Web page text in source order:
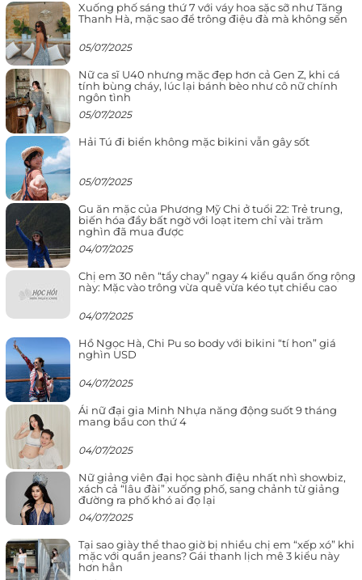
Xuống phố sáng thứ 7 với váy hoa sặc sỡ như Tăng
Thanh Hà, mặc sao để trông điệu đà mà không sến
05/07/2025
Nữ ca sĩ U40 nhưng mặc đẹp hơn cả Gen Z, khi cá
tính bùng cháy, lúc lại bánh bèo như cô nữ chính
ngôn tình
05/07/2025
Hải Tú đi biển không mặc bikini vẫn gây sốt
05/07/2025
Gu ăn mặc của Phương Mỹ Chi ở tuổi 22: Trẻ trung,
biến hóa đầy bất ngờ với loạt item chỉ vài trăm
nghìn đã mua được
04/07/2025
Chị em 30 nên “tẩy chay” ngay 4 kiểu quần ống rộng
này: Mặc vào trông vừa quê vừa kéo tụt chiều cao
04/07/2025
Hồ Ngọc Hà, Chi Pu so body với bikini “tí hon” giá
nghìn USD
04/07/2025
Ái nữ đại gia Minh Nhựa năng động suốt 9 tháng
mang bầu con thứ 4
04/07/2025
Nữ giảng viên đại học sành điệu nhất nhì showbiz,
xách cả “lâu đài” xuống phố, sang chảnh từ giảng
đường ra phố khó ai đọ lại
04/07/2025
Tại sao giày thể thao giờ bị nhiều chị em “xếp xó” khi
mặc với quần jeans? Gái thanh lịch mê 3 kiểu này
hơn hẳn